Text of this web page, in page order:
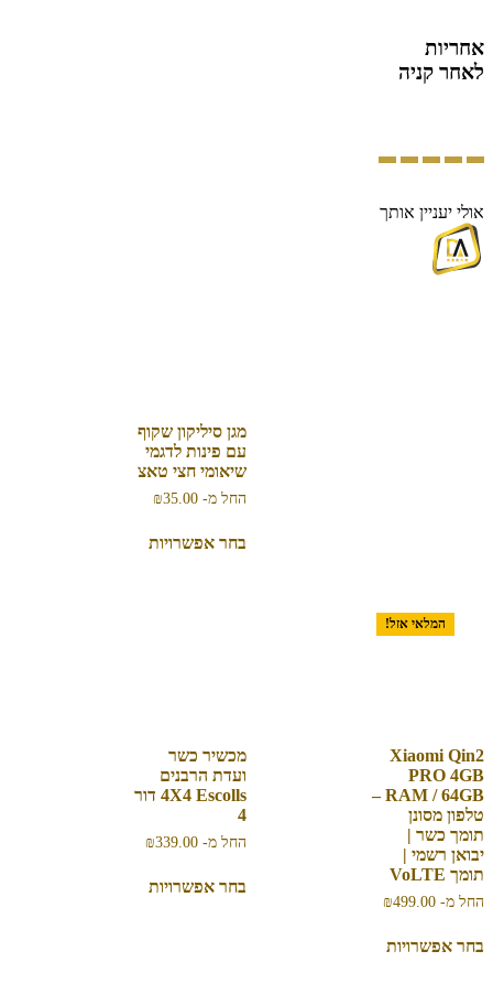
אחריות
לאחר קניה
אולי יעניין אותך
מגן סיליקון שקוף
עם פינות לדגמי
שיאומי חצי טאצ
החל מ- ₪35.00
בחר אפשרויות
המלאי אזל!
Xiaomi Qin2
PRO 4GB
RAM / 64GB –
טלפון מסונן
תומך כשר |
יבואן רשמי |
תומך VoLTE
החל מ- ₪499.00
בחר אפשרויות
מכשיר כשר
ועדת הרבנים
4X4 Escolls דור
4
החל מ- ₪339.00
בחר אפשרויות